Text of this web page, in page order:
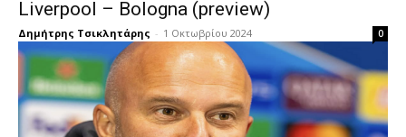
Liverpool – Bologna (preview)
Δημήτρης Τσικλητάρης - 1 Οκτωβρίου 2024 0